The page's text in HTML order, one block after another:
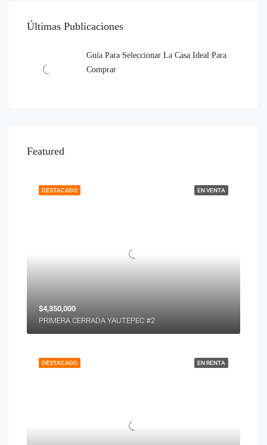
Últimas Publicaciones
Guía Para Seleccionar La Casa Ideal Para
Comprar
Featured
EN VENTA
DESTACADO
$4,350,000
PRIMERA CERRADA YAUTEPEC #2
EN RENTA
DESTACADO